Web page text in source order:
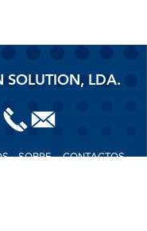
SOLUTION, LDA.
SOBRE CONTACTOS